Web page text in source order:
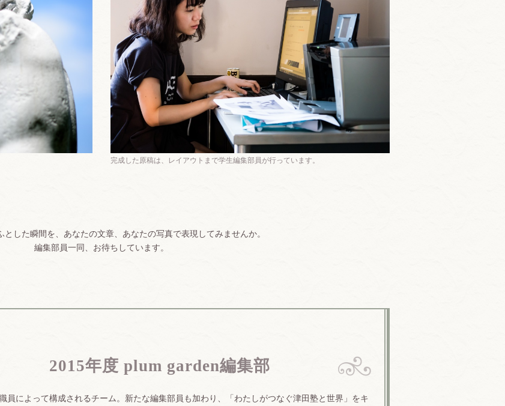
完成した原稿は、レイアウトまで学生編集部員が行っています。
とした瞬間を、あなたの文章、あなたの写真で表現してみませんか。
編集部員一同、お待ちしています。
2015年度 plum garden編集部
員によって構成されるチーム。新たな編集部員も加わり、「わたしがつなぐ津田塾と世界」をキ